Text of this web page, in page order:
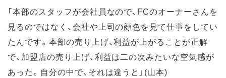
「本部のスタッフが会社員なので、FCのオーナーさんを
見るのではなく、会社や上司の顔色を見て仕事をしてい
たんです。本部の売り上げ、利益が上がることが正解
で、加盟店の売り上げ、利益は二の次みたいな空気感が
あった。自分の中で、それは違うと」(山本)